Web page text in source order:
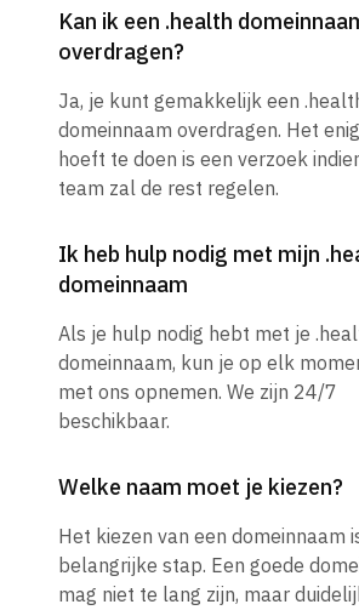
Kan ik een .health
overdragen?
Ja, je kunt gemakkelijk een
domeinnaam overdragen. Het
hoeft te doen is een verzoek
team zal de rest regelen.
Ik heb hulp nodig met mijn
domeinnaam
Als je hulp nodig hebt met je
domeinnaam, kun je op elk
met ons opnemen. We zijn 24/7
beschikbaar.
Welke naam moet je kiezen?
Het kiezen van een domeinnaam
belangrijke stap. Een goede
mag niet te lang zijn, maar